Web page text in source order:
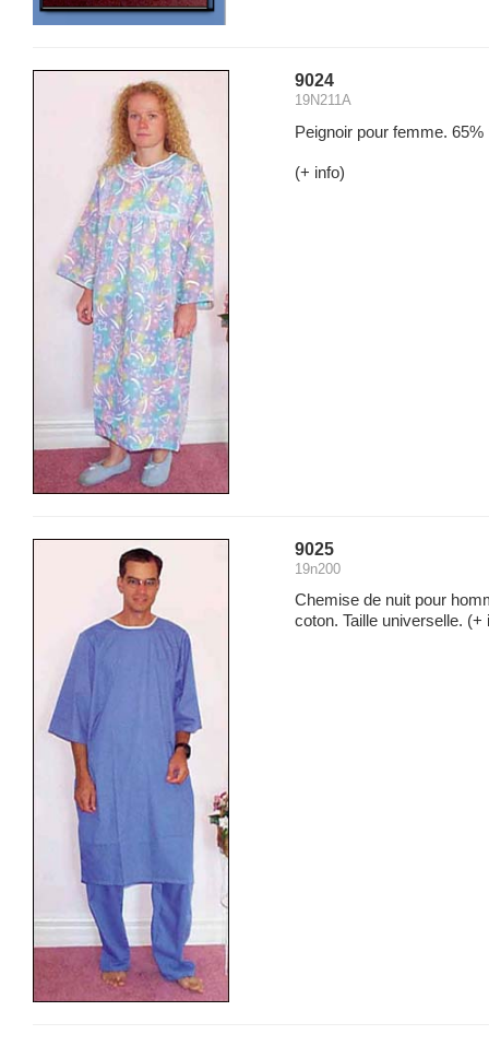
9024
19N211A
Peignoir pour femme.
(+ info)
9025
19n200
Chemise de nuit pour
coton. Taille universelle. (+